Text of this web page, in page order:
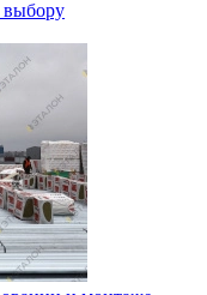
выбору